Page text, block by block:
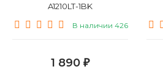
A1210LT-1BK
В наличии 426
1 890 ₽